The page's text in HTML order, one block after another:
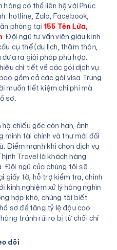
hàng có thể liên hệ với Phúc
hotline, Zalo, Facebook,
phòng tại 155 Tên Lửa,
. Đội ngũ tư vấn viên giàu kinh
cụ thể (du lịch, thăm thân,
ra giải pháp phù hợp.
chi tiết về các gói dịch vụ
gồm cả các gói visa Trung
muốn tiết kiệm chi phí mà
sơ.
chiếu gốc còn hạn, ảnh
minh tài chính và thư mời đối
Điểm mạnh khi chọn dịch vụ
Travel là khách hàng
Đội ngũ của chúng tôi sẽ
giấy tờ, hỗ trợ kiểm tra, chỉnh
kinh nghiệm xử lý hàng nghìn
hợp khó, chúng tôi biết
sơ để tăng tỷ lệ đậu cao
tránh rủi ro bị từ chối chỉ
dõi